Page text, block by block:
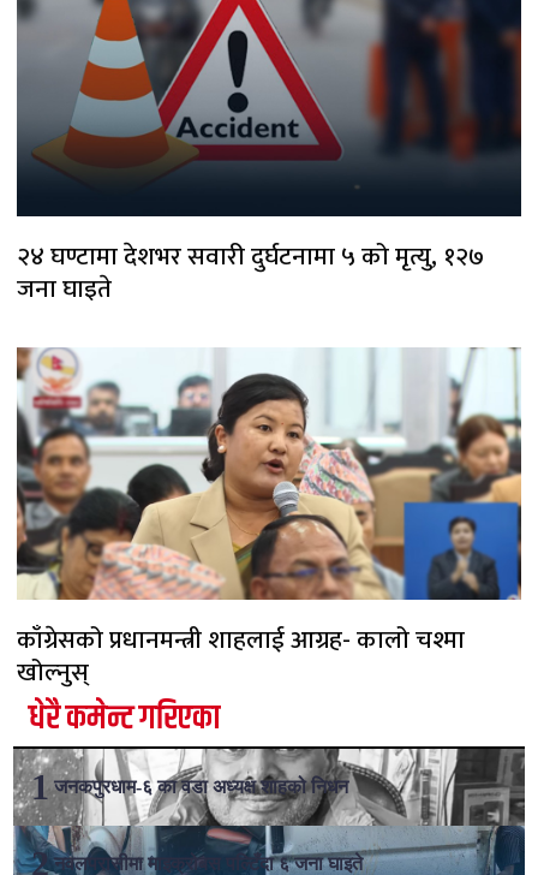
२४ घण्टामा देशभर सवारी दुर्घटनामा ५ को मृत्यु, १२७
जना घाइते
काँग्रेसको प्रधानमन्त्री शाहलाई आग्रह- कालो चश्मा
खोल्नुस्
धेरै कमेन्ट गरिएका
जनकपुरधाम-६ का वडा अध्यक्ष शाहको निधन
नवलपरासीमा माइक्रोबस पल्टिँदा ६ जना घाइते